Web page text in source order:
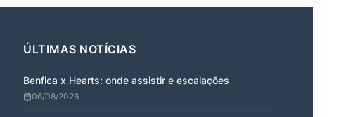
ÚLTIMAS NOTÍCIAS
Benfica x Hearts: onde assistir e escalações
06/08/2026